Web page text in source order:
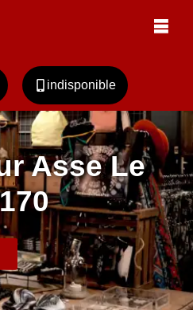
indisponible
Asse Le